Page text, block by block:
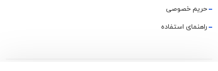
حریم خصوصی
راهنمای استفاده